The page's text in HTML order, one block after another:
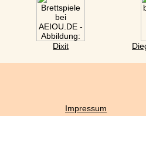
Dixit
Impressum